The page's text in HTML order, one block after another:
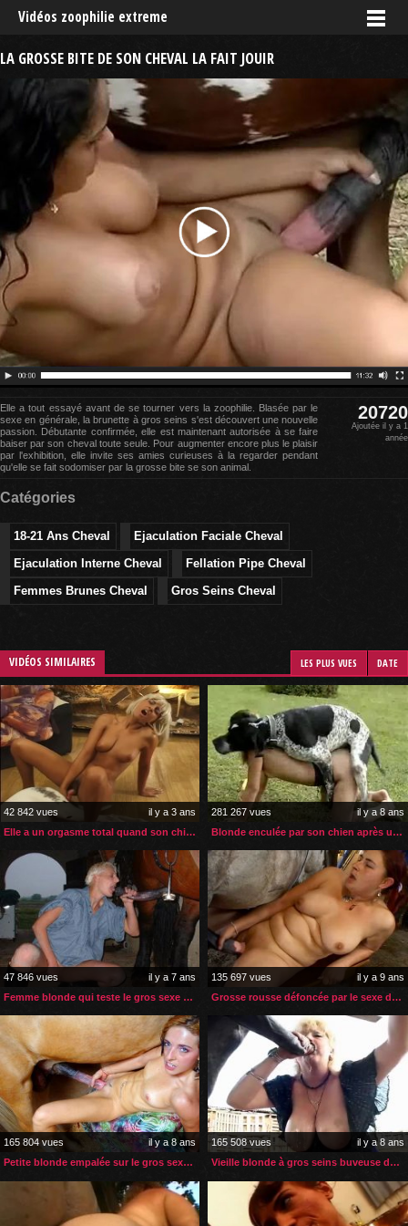
Vidéos zoophilie extreme
LA GROSSE BITE DE SON CHEVAL LA FAIT JOUIR
Elle a tout essayé avant de se tourner vers la zoophilie. Blasée par le
sexe en générale, la brunette à gros seins s'est découvert une nouvelle
passion. Débutante confirmée, elle est maintenant autorisée à se faire
baiser par son cheval toute seule. Pour augmenter encore plus le plaisir
par l'exhibition, elle invite ses amies curieuses à la regarder pendant
qu'elle se fait sodomiser par la grosse bite se son animal.
20720
Ajoutée il y a 1
année
Catégories
18-21 Ans Cheval
Ejaculation Faciale Cheval
Ejaculation Interne Cheval
Fellation Pipe Cheval
Femmes Brunes Cheval
Gros Seins Cheval
VIDÉOS SIMILAIRES LES PLUS VUES DATE
42 842 vues
il y a 3 ans
Elle a un orgasme total quand son chien éjacule dans sa chatte
281 267 vues
il y a 8 ans
Blonde enculée par son chien après une bonne levrette
47 846 vues
il y a 7 ans
Femme blonde qui teste le gros sexe de son nouvel étalon
135 697 vues
il y a 9 ans
Grosse rousse défoncée par le sexe de son cheval
165 804 vues
il y a 8 ans
Petite blonde empalée sur le gros sexe de son cheval
165 508 vues
il y a 8 ans
Vieille blonde à gros seins buveuse de sperme de cheval